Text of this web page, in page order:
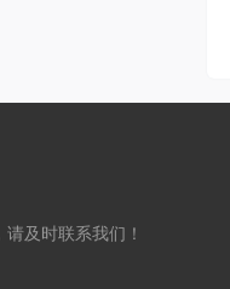
及时联系我们！